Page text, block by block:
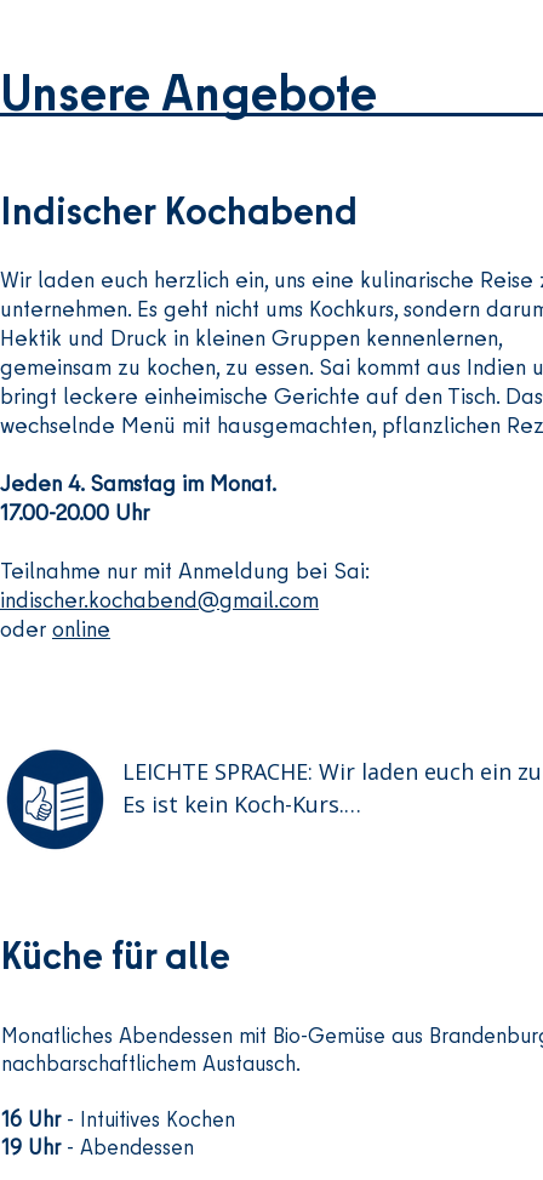
Wir zeigen euch: So könnt ihr besser
Wir haben verschiedene Angebote:
Kochen lernen
Lebensmittel kaufen
Alle Angebote stehen auf dieser
Ihr wollt mehr über die anderen Orte
Dann schaut auf diese Internet-Seite:
UnsereAngebote
Indischer Kochabend
Wir laden euch herzlich ein, uns eine kulinarische Reise
unternehmen. Es geht nicht ums Kochkurs, sondern
Hektik und Druck in kleinen Gruppen kennenlernen,
gemeinsam zu kochen, zu essen. Sai kommt aus Indien
bringt leckere einheimische Gerichte auf den Tisch. Das
wechselnde Menü mit hausgemachten, pflanzlichen
Jeden 4. Samstag im Monat.
17.00-20.00 Uhr
Teilnahme nur mit Anmeldung bei Sai:
indischer.kochabend@gmail.com
oderonline
LEICHTE SPRACHE: Wir laden euch ein
Es ist kein Koch-Kurs.
Sai kommt aus Indien.
Er macht leckeres indisches Essen.
Es ist selbst gemacht.
Und es ist ohne Fleisch.
Das Essen findet jeden 4. Samstag im
Von 17:00 bis 20:00 Uhr.
Küche für alle
Monatliches Abendessen mit Bio-Gemüse aus
nachbarschaftlichem Austausch.
16 Uhr - Intuitives Kochen
19 Uhr- Abendessen